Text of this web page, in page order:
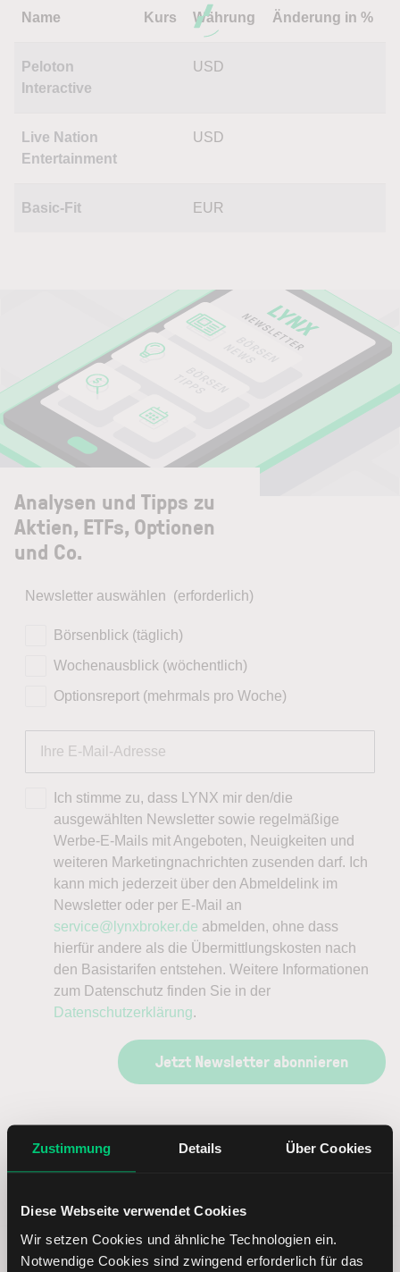
Zustimmung Details Über Cookies
Diese Webseite verwendet Cookies
Wir setzen Cookies und ähnliche Technologien ein.
Notwendige Cookies sind zwingend erforderlich für das
Name Kurs Währung Änderung in %
Peloton
Interactive
USD
Live Nation
Entertainment
USD
Basic-Fit EUR
Analysen und Tipps zu
Aktien, ETFs, Optionen
und Co.
Newsletter auswählen (erforderlich)
Börsenblick (täglich)
Wochenausblick (wöchentlich)
Optionsreport (mehrmals pro Woche)
Ich stimme zu, dass LYNX mir den/die
ausgewählten Newsletter sowie regelmäßige
Werbe-E-Mails mit Angeboten, Neuigkeiten und
weiteren Marketingnachrichten zusenden darf. Ich
kann mich jederzeit über den Abmeldelink im
Newsletter oder per E-Mail an
service@lynxbroker.de abmelden, ohne dass
hierfür andere als die Übermittlungskosten nach
den Basistarifen entstehen. Weitere Informationen
zum Datenschutz finden Sie in der
Datenschutzerklärung.
Jetzt Newsletter abonnieren
Aktuelle Analysen
— —